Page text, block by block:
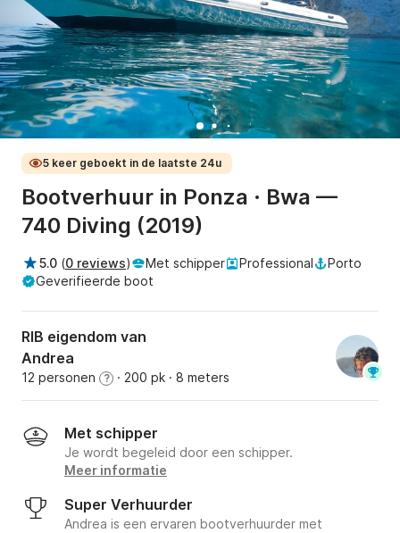
5 keer geboekt in de laatste 24u
Bootverhuur in Ponza · Bwa —
740 Diving (2019)
5.0 (0 reviews) Met schipper Professional
Porto
Geverifieerde boot
RIB eigendom van
Andrea
12 personen ? · 200 pk · 8 meters
Met schipper
Je wordt begeleid door een schipper.
Meer informatie
Super Verhuurder
Andrea is een ervaren bootverhuurder met